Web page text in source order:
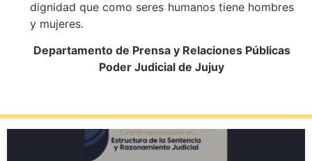
dignidad que como seres humanos tiene hombres
y mujeres.
Departamento de Prensa y Relaciones Públicas
Poder Judicial de Jujuy